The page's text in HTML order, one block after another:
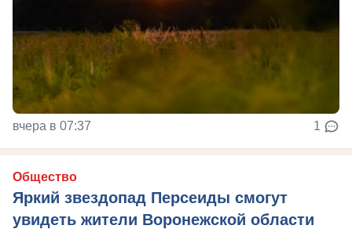
вчера в 07:37 1
Общество
Яркий звездопад Персеиды смогут
увидеть жители Воронежской области